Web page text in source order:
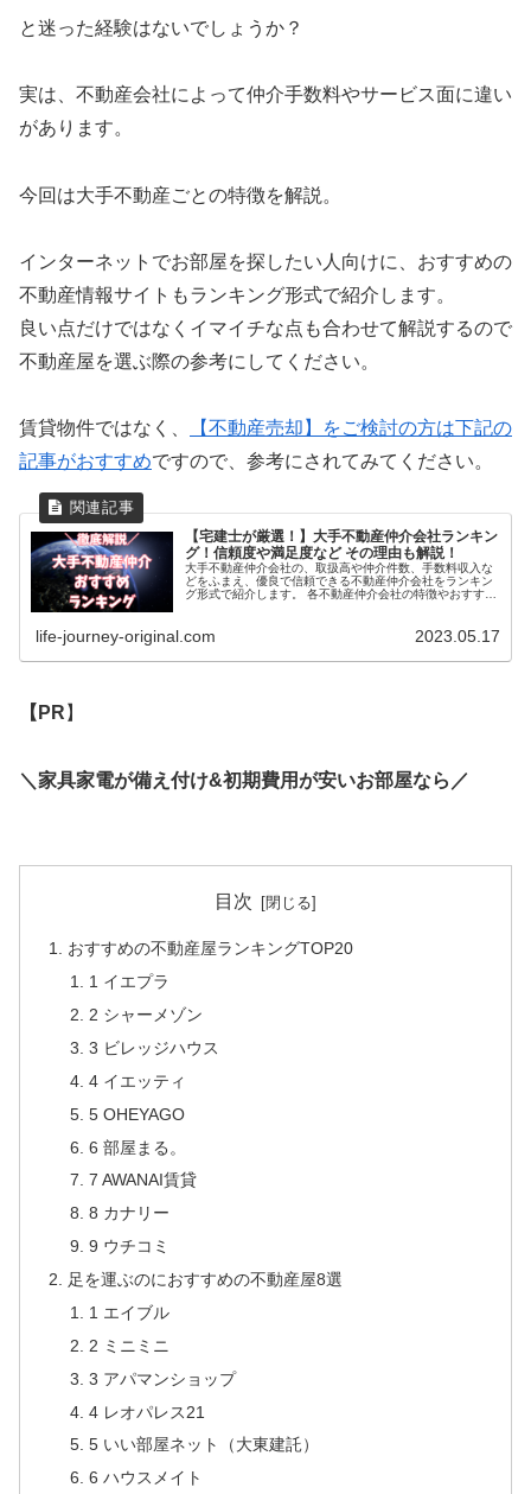
と迷った経験はないでしょうか？
実は、不動産会社によって仲介手数料やサービス面に違い
があります。
今回は大手不動産ごとの特徴を解説。
インターネットでお部屋を探したい人向けに、おすすめの
不動産情報サイトもランキング形式で紹介します。
良い点だけではなくイマイチな点も合わせて解説するので
不動産屋を選ぶ際の参考にしてください。
賃貸物件ではなく、
【不動産売却】をご検討の方は下記の
記事がおすすめですので、参考にされてみてください。
【宅建士が厳選！】大手不動産仲介会社ランキン
グ！信頼度や満足度など その理由も解説！
大手不動産仲介会社の、取扱高や仲介件数、手数料収入な
どをふまえ、優良で信頼できる不動産仲介会社をランキン
グ形式で紹介します。 各不動産仲介会社の特徴やおすすめ
life-journey-original.com 2023.05.17
【PR 】
＼家具家電が備え付け&初期費用が安いお部屋なら／
目次
おすすめの不動産屋ランキングTOP20
1 イエプラ
2 シャーメゾン
3 ビレッジハウス
4 イエッティ
5 OHEYAGO
6 部屋まる。
7 AWANAI賃貸
8 カナリー
9 ウチコミ
足を運ぶのにおすすめの不動産屋8選
1 エイブル
2 ミニミニ
3 アパマンショップ
4 レオパレス21
5 いい部屋ネット（大東建託）
6 ハウスメイト